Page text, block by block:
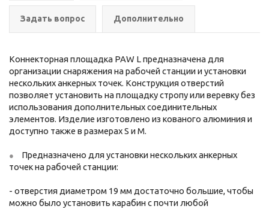
Задать вопрос Дополнительно
Коннекторная площадка PAW L предназначена для
организации снаряжения на рабочей станции и установки
нескольких анкерных точек. Конструкция отверстий
позволяет установить на площадку стропу или веревку без
использования дополнительных соединительных
элементов. Изделие изготовлено из кованого алюминия и
доступно также в размерах S и M.
Предназначено для установки нескольких анкерных
точек на рабочей станции:
- отверстия диаметром 19 мм достаточно большие, чтобы
можно было установить карабин с почти любой